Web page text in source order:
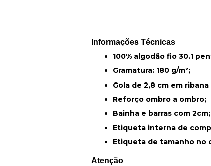
Informações Técnicas
100% algodão fio 30.1
Gramatura: 180 g/m²;
Gola de 2,8 cm em
Reforço ombro a ombro;
Bainha e barras com 2cm;
Etiqueta interna de
Etiqueta de tamanho no
Atenção